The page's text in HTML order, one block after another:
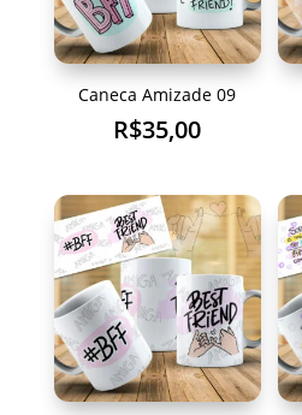
Caneca Amizade 09
R$35,00